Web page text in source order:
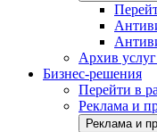
Архив
Бизнес-решения
Перейти в
Реклама и
Реклама и